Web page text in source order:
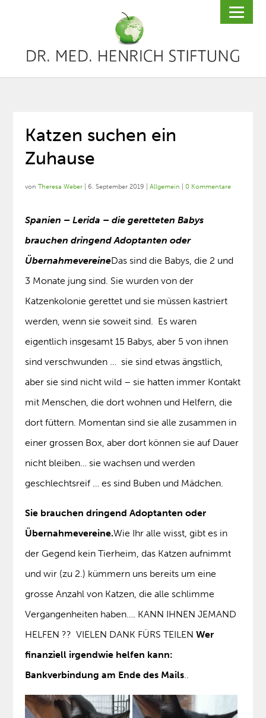
Katzen suchen ein
Zuhause
vonTheresa Weber |6. September 2019 |Allgemein |0 Kommentare
Spanien – Lerida – die geretteten Babys
brauchen dringend Adoptanten oder
ÜbernahmevereineDas sind die Babys, die 2 und
3 Monate jung sind. Sie wurden von der
Katzenkolonie gerettet und sie müssen kastriert
werden, wenn sie soweit sind. Es waren
eigentlich insgesamt 15 Babys, aber 5 von ihnen
sind verschwunden … sie sind etwas ängstlich,
aber sie sind nicht wild – sie hatten immer Kontakt
mit Menschen, die dort wohnen und Helfern, die
dort füttern. Momentan sind sie alle zusammen in
einer grossen Box, aber dort können sie auf Dauer
nicht bleiben… sie wachsen und werden
geschlechtsreif … es sind Buben und Mädchen.
Sie brauchen dringend Adoptanten oder
Übernahmevereine.Wie Ihr alle wisst, gibt es in
der Gegend kein Tierheim, das Katzen aufnimmt
und wir (zu 2.) kümmern uns bereits um eine
grosse Anzahl von Katzen, die alle schlimme
Vergangenheiten haben…. KANN IHNEN JEMAND
HELFEN ?? VIELEN DANK FÜRS TEILENWer
finanziell irgendwie helfen kann:
Bankverbindung am Ende des Mails..